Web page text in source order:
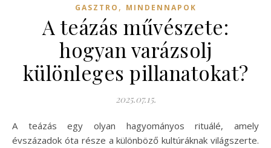
GASZTRO , MINDENNAPOK
A teázás művészete:
hogyan varázsolj
különleges pillanatokat?
2025.07.15.
A teázás egy olyan hagyományos rituálé, amely
évszázadok óta része a különböző kultúráknak világszerte.